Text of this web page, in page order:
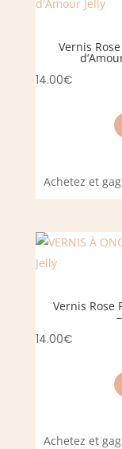
Vernis
14.00€
Achetez et
Vernis Rose
14.00€
Achetez et